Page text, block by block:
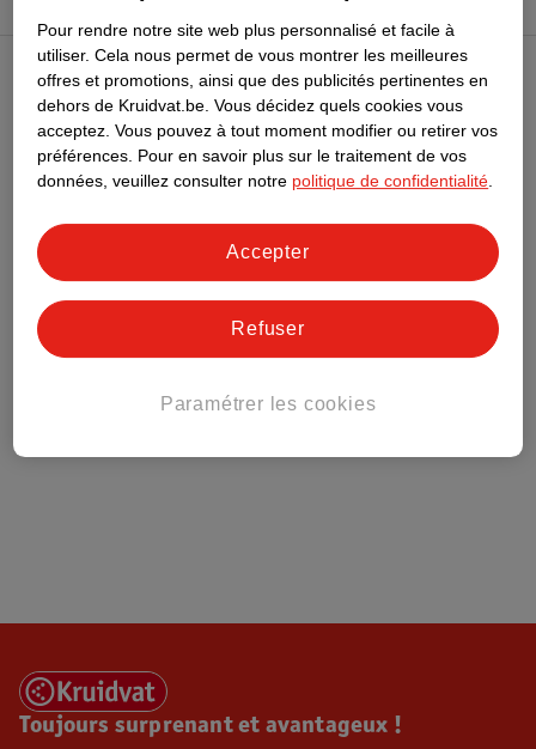
Club Kruidvat
Service Clientèle
Tout sur Kruidvat
Toujours surprenant et avantageux !
Pour rendre notre site web plus personnalisé et facile à
utiliser. Cela nous permet de vous montrer les meilleures
offres et promotions, ainsi que des publicités pertinentes en
dehors de Kruidvat.be. Vous décidez quels cookies vous
acceptez. Vous pouvez à tout moment modifier ou retirer vos
préférences. Pour en savoir plus sur le traitement de vos
données, veuillez consulter notre politique de confidentialité.
Paramétrer les cookies
Refuser
Accepter